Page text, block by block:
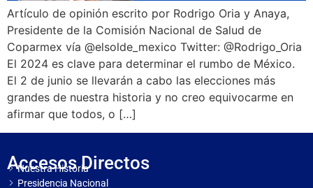
Artículo de opinión escrito por Rodrigo Oria y Anaya,
Presidente de la Comisión Nacional de Salud de
Coparmex vía @elsolde_mexico Twitter: @Rodrigo_Oria
El 2024 es clave para determinar el rumbo de México.
El 2 de junio se llevarán a cabo las elecciones más
grandes de nuestra historia y no creo equivocarme en
afirmar que todos, o […]
Accesos Directos
Nuestra Historia
Presidencia Nacional